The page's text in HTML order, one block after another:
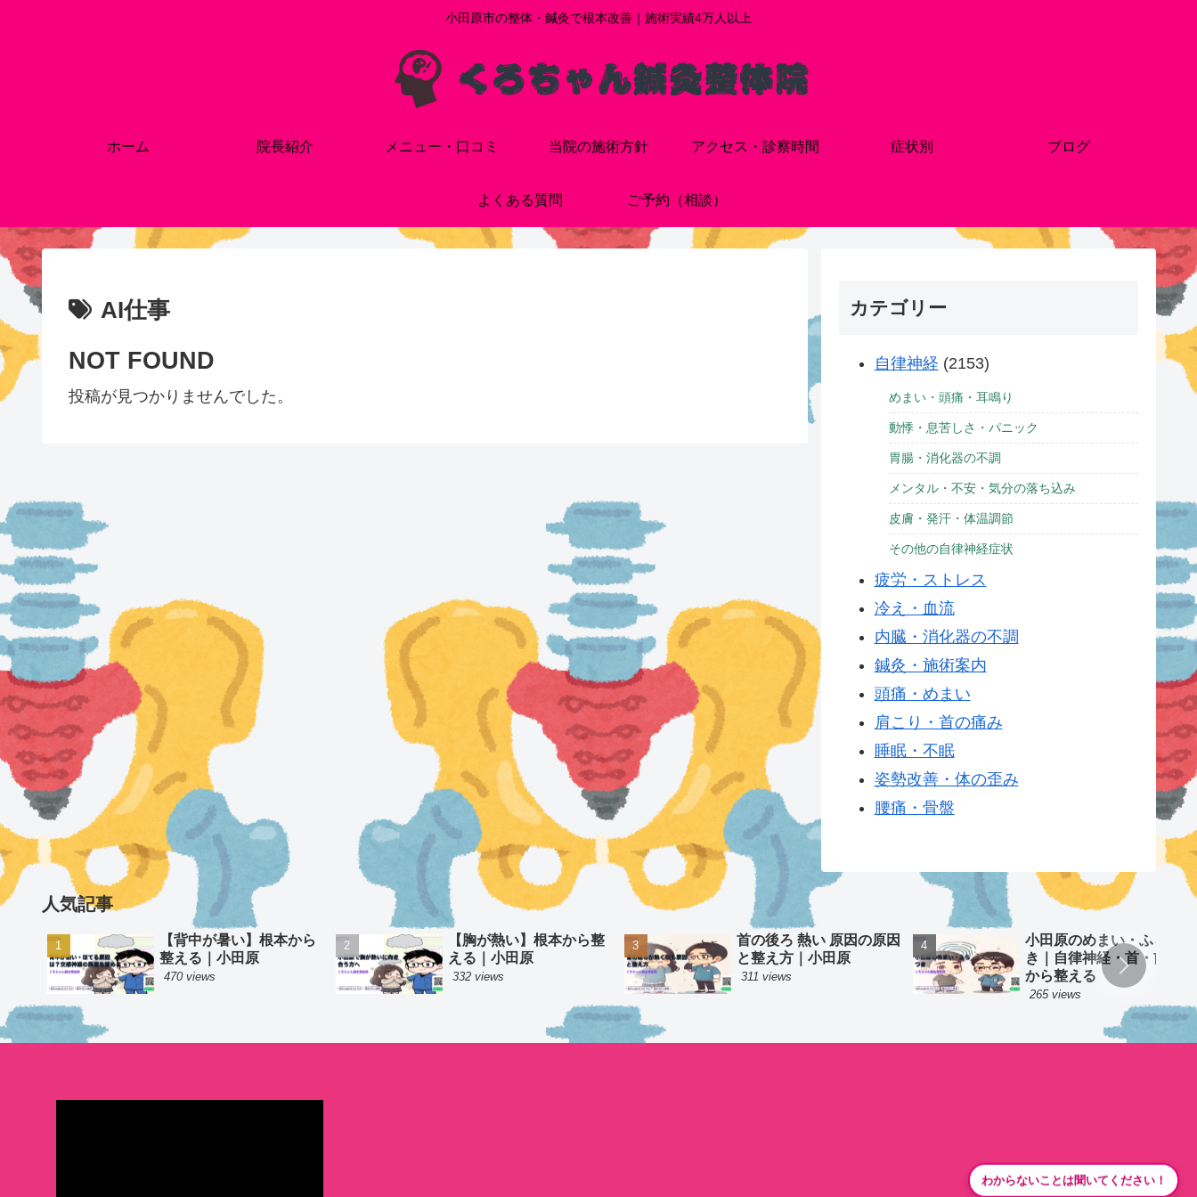
小田原市の整体・鍼灸で根本改善｜施術実績4万人以上
ホーム 院長紹介 メニュー・口コミ 当院の施術方針 アクセス・診察時間 症状別 ブログ
よくある質問 ご予約（相談）
AI仕事
NOT FOUND
投稿が見つかりませんでした。
カテゴリー
自律神経 (2153)
めまい・頭痛・耳鳴り
動悸・息苦しさ・パニック
胃腸・消化器の不調
メンタル・不安・気分の落ち込み
皮膚・発汗・体温調節
その他の自律神経症状
疲労・ストレス
冷え・血流
内臓・消化器の不調
鍼灸・施術案内
頭痛・めまい
肩こり・首の痛み
睡眠・不眠
姿勢改善・体の歪み
腰痛・骨盤
人気記事
【背中が暑い】根本から
整える｜小田原
470 views
【胸が熱い】根本から整
える｜小田原
332 views
首の後ろ 熱い 原因の原因
と整え方｜小田原
311 views
小田原のめまい・ふらつ
き｜自律神経・首・前庭
から整える
265 views
わからないことは聞いてください！